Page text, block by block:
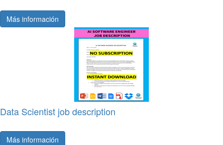
Más información
Data Scientist job description
Más información